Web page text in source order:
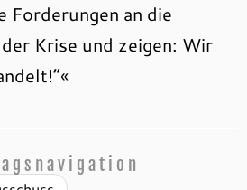
Forderungen an die
Krise und zeigen: Wir